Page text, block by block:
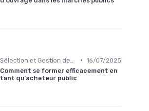
• 16/07/2025
Comment se former efficacement en
tant qu'acheteur public